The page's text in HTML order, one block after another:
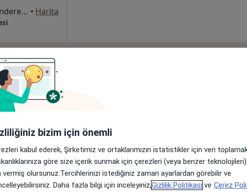
Bahçelievler Mahallesi Adnan Menderes Bulvarı No:31, Pendik • Harita
Çakmak Mh. Alemdağ Cd. No:494/1 Diyetista, İstanbul • Harita
bizim için önemli
kabul ederek, Şirketimiz ve ortaklarımızın istatistikler için veri
göre size içerik sunmak için çerezleri (veya benzer
vermiş olursunuz.Tercihlerinizi istediğiniz zaman ayarlardan görebilir ve
Daha fazla bilgi için inceleyiniz,Gizlilik Politikası ve Çerez